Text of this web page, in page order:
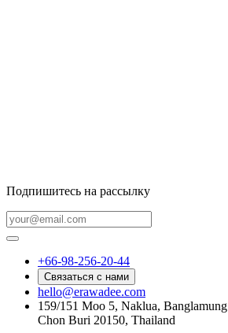
Подпишитесь на рассылку
+66-98-256-20-44
Связаться с нами
hello@erawadee.com
159/151 Moo 5, Naklua, Banglamung
Chon Buri 20150, Thailand